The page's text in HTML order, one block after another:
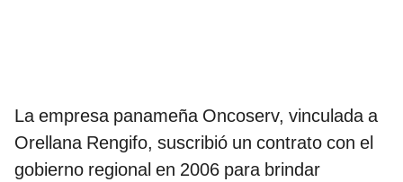
La empresa panameña Oncoserv, vinculada a
Orellana Rengifo, suscribió un contrato con el
gobierno regional en 2006 para brindar